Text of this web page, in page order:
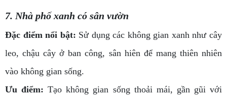
7. Nhà phố xanh có sân vườn
Đặc điểm nổi bật: Sử dụng các không gian xanh như cây
leo, chậu cây ở ban công, sân hiên để mang thiên nhiên
vào không gian sống.
Ưu điểm: Tạo không gian sống thoải mái, gần gũi với